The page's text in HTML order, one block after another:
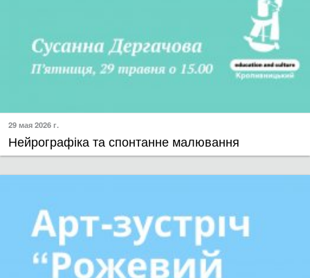
29 мая 2026 г.
Нейрографіка та спонтанне малювання